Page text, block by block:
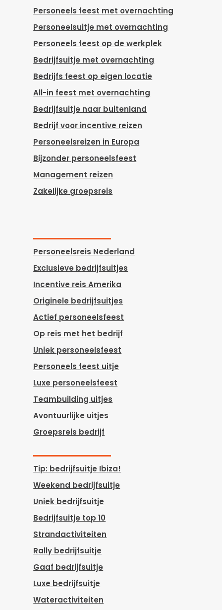
Personeels feest met overnachting
Personeelsuitje met overnachting
Personeels feest op de werkplek
Bedrijfsuitje met overnachting
Bedrijfs feest op eigen locatie
All-in feest met overnachting
Bedrijfsuitje naar buitenland
Bedrijf voor incentive reizen
Personeelsreizen in Europa
Bijzonder personeelsfeest
Management reizen
Zakelijke groepsreis
Personeelsreis Nederland
Exclusieve bedrijfsuitjes
Incentive reis Amerika
Originele bedrijfsuitjes
Actief personeelsfeest
Op reis met het bedrijf
Uniek personeelsfeest
Personeels feest uitje
Luxe personeelsfeest
Teambuilding uitjes
Avontuurlijke uitjes
Groepsreis bedrijf
Tip: bedrijfsuitje Ibiza!
Weekend bedrijfsuitje
Uniek bedrijfsuitje
Bedrijfsuitje top 10
Strandactiviteiten
Rally bedrijfsuitje
Gaaf bedrijfsuitje
Luxe bedrijfsuitje
Wateractiviteiten